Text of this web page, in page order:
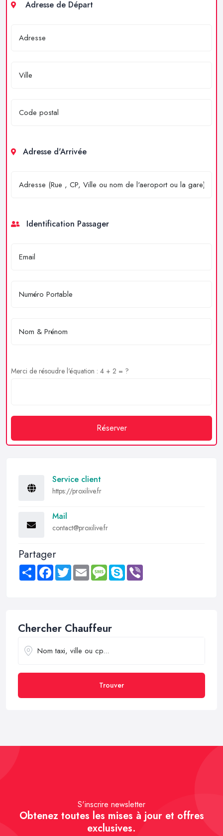
Adresse de Départ
Adresse d'Arrivée
Identification Passager
Merci de résoudre l'équation : 4 + 2 = ?
Réserver
Service client
https://proxilive.fr
Mail
contact@proxilive.fr
Partager
Share FacebookTwitter Email MessageSkype
Chercher Chauffeur
Trouver
S'inscrire newsletter
Obtenez toutes les mises à jour et offres
exclusives.